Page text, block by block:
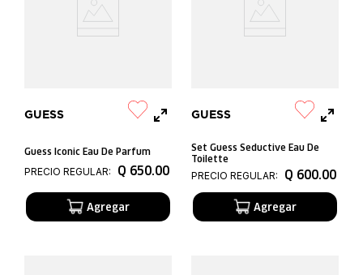
GUESS
Guess Iconic Eau De Parfum
PRECIO REGULAR:
Q 650.00
GUESS
Set Guess Seductive Eau De
Toilette
PRECIO REGULAR:
Q 600.00